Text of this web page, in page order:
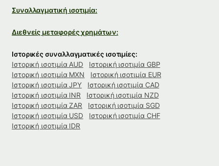
Συναλλαγματική ισοτιμία:
Διεθνείς μεταφορές χρημάτων:
Ιστορικές συναλλαγματικές ισοτιμίες:
Ιστορική ισοτιμία AUD
Ιστορική ισοτιμία GBP
Ιστορική ισοτιμία MXN
Ιστορική ισοτιμία EUR
Ιστορική ισοτιμία JPY
Ιστορική ισοτιμία CAD
Ιστορική ισοτιμία INR
Ιστορική ισοτιμία NZD
Ιστορική ισοτιμία ZAR
Ιστορική ισοτιμία SGD
Ιστορική ισοτιμία USD
Ιστορική ισοτιμία CHF
Ιστορική ισοτιμία IDR